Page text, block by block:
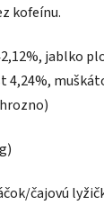
kofeínu.
jablko
4,24%,
čajovú